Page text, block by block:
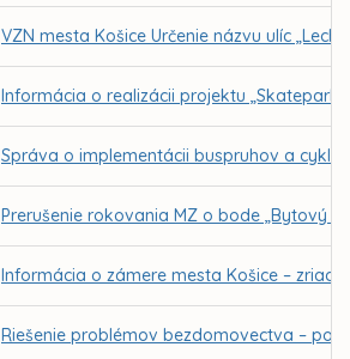
VZN mesta Košice Určenie názvu ulíc
Informácia o realizácii projektu „Skatepark
Správa o implementácii buspruhov a
Prerušenie rokovania MZ o bode „Bytový
Informácia o zámere mesta Košice –
Riešenie problémov bezdomovectva –